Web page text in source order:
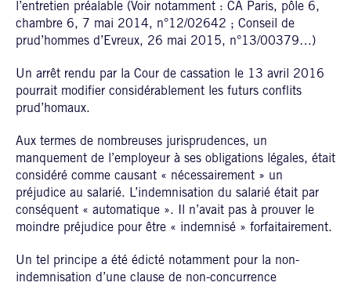
l’entretien préalable (Voir notamment : CA Paris, pôle 6,
chambre 6, 7 mai 2014, n°12/02642 ; Conseil de
prud’hommes d’Evreux, 26 mai 2015, n°13/00379…)
Un arrêt rendu par la Cour de cassation le 13 avril 2016
pourrait modifier considérablement les futurs conflits
prud’homaux.
Aux termes de nombreuses jurisprudences, un
manquement de l’employeur à ses obligations légales, était
considéré comme causant « nécessairement » un
préjudice au salarié. L’indemnisation du salarié était par
conséquent « automatique ». Il n’avait pas à prouver le
moindre préjudice pour être « indemnisé » forfaitairement.
Un tel principe a été édicté notamment pour la non-
indemnisation d’une clause de non-concurrence